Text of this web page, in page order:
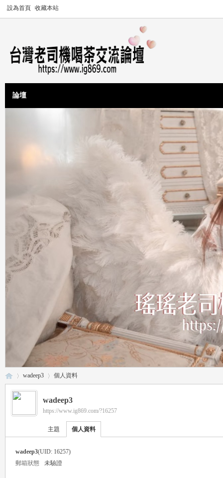
設為首頁 收藏本站
論壇
›
wadeep3 個人資料
wadeep3
https://www.ig869.com/?16257
主題 個人資料
wadeep3(UID: 16257)
郵箱狀態
未驗證